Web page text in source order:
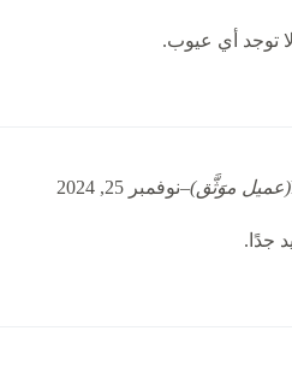
توجد أي عيوب.
(عميل موَثَّق)–نوفمبر 25, 2024
جدًا.